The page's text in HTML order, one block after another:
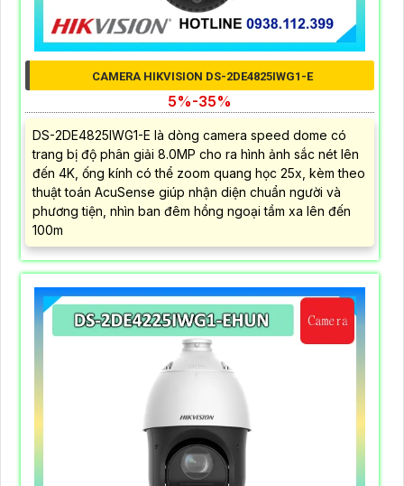
CAMERA HIKVISION DS-2DE4825IWG1-E
5%-35%
DS-2DE4825IWG1-E là dòng camera speed dome có
trang bị độ phân giải 8.0MP cho ra hình ảnh sắc nét lên
đến 4K, ống kính có thể zoom quang học 25x, kèm theo
thuật toán AcuSense giúp nhận diện chuẩn người và
phương tiện, nhìn ban đêm hồng ngoại tầm xa lên đến
100m